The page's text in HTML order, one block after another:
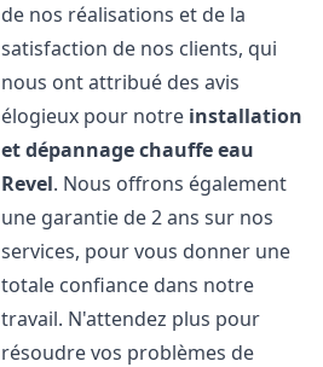
de nos réalisations et de la
satisfaction de nos clients, qui
nous ont attribué des avis
élogieux pour notre installation
et dépannage chauffe eau
Revel. Nous offrons également
une garantie de 2 ans sur nos
services, pour vous donner une
totale confiance dans notre
travail. N'attendez plus pour
résoudre vos problèmes de